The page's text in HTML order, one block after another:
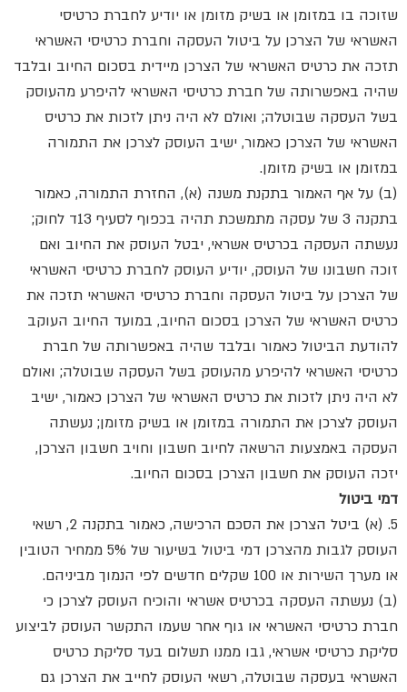
שזוכה בו במזומן או בשיק מזומן או יודיע לחברת כרטיסי
האשראי של הצרכן על ביטול העסקה וחברת כרטיסי האשראי
תזכה את כרטיס האשראי של הצרכן מיידית בסכום החיוב ובלבד
שהיה באפשרותה של חברת כרטיסי האשראי להיפרע מהעוסק
בשל העסקה שבוטלה; ואולם לא היה ניתן לזכות את כרטיס
האשראי של הצרכן כאמור, ישיב העוסק לצרכן את התמורה
במזומן או בשיק מזומן.
(ב) על אף האמור בתקנת משנה (א), החזרת התמורה, כאמור
בתקנה 3 של עסקה מתמשכת תהיה בכפוף לסעיף 13ד לחוק;
נעשתה העסקה בכרטיס אשראי, יבטל העוסק את החיוב ואם
זוכה חשבונו של העוסק, יודיע העוסק לחברת כרטיסי האשראי
של הצרכן על ביטול העסקה וחברת כרטיסי האשראי תזכה את
כרטיס האשראי של הצרכן בסכום החיוב, במועד החיוב העוקב
להודעת הביטול כאמור ובלבד שהיה באפשרותה של חברת
כרטיסי האשראי להיפרע מהעוסק בשל העסקה שבוטלה; ואולם
לא היה ניתן לזכות את כרטיס האשראי של הצרכן כאמור, ישיב
העוסק לצרכן את התמורה במזומן או בשיק מזומן; נעשתה
העסקה באמצעות הרשאה לחיוב חשבון וחויב חשבון הצרכן,
יזכה העוסק את חשבון הצרכן בסכום החיוב.
דמי ביטול
5. (א) ביטל הצרכן את הסכם הרכישה, כאמור בתקנה 2, רשאי
העוסק לגבות מהצרכן דמי ביטול בשיעור של 5% ממחיר הטובין
או מערך השירות או 100 שקלים חדשים לפי הנמוך מביניהם.
(ב) נעשתה העסקה בכרטיס אשראי והוכיח העוסק לצרכן כי
חברת כרטיסי האשראי או גוף אחר שעמו התקשר העוסק לביצוע
סליקת כרטיסי אשראי, גבו ממנו תשלום בעד סליקת כרטיס
האשראי בעסקה שבוטלה, רשאי העוסק לחייב את הצרכן גם